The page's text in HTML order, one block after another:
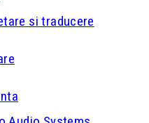
si traducere